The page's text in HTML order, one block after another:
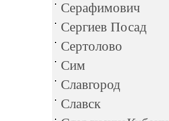
Серафимович
Сергиев Посад
Сертолово
Сим
Славгород
Славск